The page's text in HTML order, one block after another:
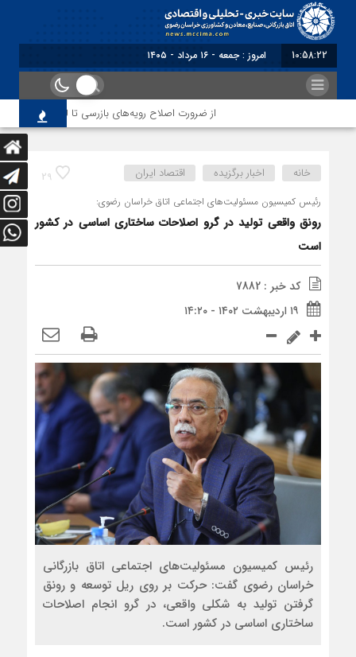
10:58:23 برابر با : Frida
از ضرورت اصلاح رویه‌های بازرسی تا لزوم اصلاح
29 خانه اخبار برگزیده اقتصاد ایران
رئیس کمیسیون مسئولیت‌های اجتماعی اتاق خراسان رضوی:
رونق واقعی تولید در گرو اصلاحات ساختاری اساسی در کشور
است
کد خبر : 7882
۱۹ اردیبهشت ۱۴۰۲ - ۱۴:۲۰
رئیس کمیسیون مسئولیت‌های اجتماعی اتاق بازرگانی
خراسان رضوی گفت: حرکت بر روی ریل توسعه و رونق
گرفتن تولید به شکلی واقعی، در گرو انجام اصلاحات
ساختاری اساسی در کشور است.